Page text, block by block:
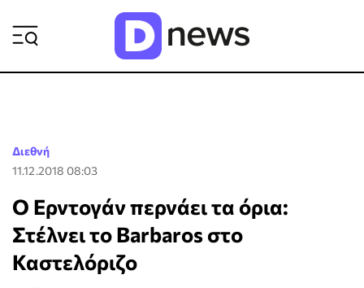
Διεθνή
11.12.2018 08:03
Ο Ερντογάν περνάει τα όρια:
Στέλνει το Barbaros στο
Καστελόριζο